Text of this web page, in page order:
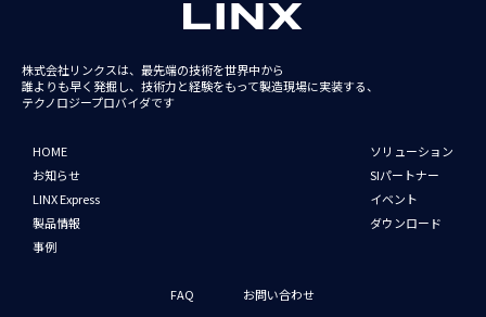
株式会社リンクスは、最先端の技術を世界中から
誰よりも早く発掘し、技術力と経験をもって製造現場に実装する、
テクノロジープロバイダです
HOME
お知らせ
LINX Express
製品情報
事例
ソリューション
SIパートナー
イベント
ダウンロード
FAQ お問い合わせ